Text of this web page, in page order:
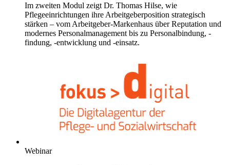
Im zweiten Modul zeigt Dr. Thomas Hilse, wie
Pflegeeinrichtungen ihre Arbeitgeberposition strategisch
stärken – vom Arbeitgeber-Markenhaus über Reputation und
modernes Personalmanagement bis zu Personalbindung, -
findung, -entwicklung und -einsatz.
Webinar